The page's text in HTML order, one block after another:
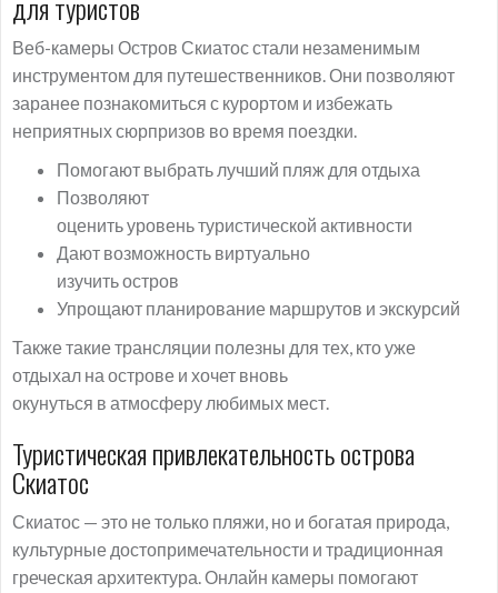
Веб-камеры Остров Скиатос стали незаменимым
инструментом для путешественников. Они позволяют
заранее познакомиться с курортом и избежать
неприятных сюрпризов во время поездки.
Помогают выбрать лучший пляж для отдыха
Позволяют
оценить уровень туристической активности
Дают возможность виртуально
изучить остров
Упрощают планирование маршрутов и экскурсий
Также такие трансляции полезны для тех, кто уже
отдыхал на острове и хочет вновь
окунуться в атмосферу любимых мест.
Туристическая привлекательность острова
Скиатос
Скиатос — это не только пляжи, но и богатая природа,
культурные достопримечательности и традиционная
греческая архитектура. Онлайн камеры помогают